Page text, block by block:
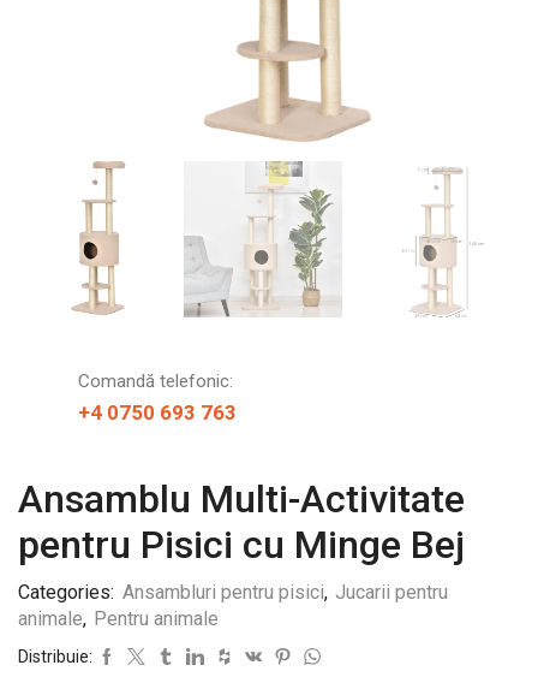
Comandă telefonic:
+4 0750 693 763
Ansamblu Multi-Activitate
pentru Pisici cu Minge Bej
Categories: Ansambluri pentru pisici, Jucarii pentru
animale, Pentru animale
Distribuie: